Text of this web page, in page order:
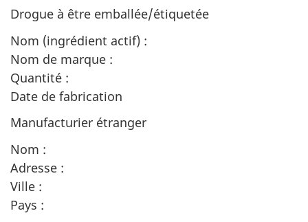
Drogue à être emballée/étiquetée
Nom (ingrédient actif) :
Nom de marque :
Quantité :
Date de fabrication
Manufacturier étranger
Nom :
Adresse :
Ville :
Pays :